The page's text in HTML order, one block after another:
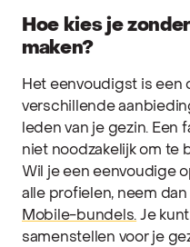
Hoe kies je
maken?
Het eenvoudigst is een
verschillende
leden van je gezin. Een
niet noodzakelijk om te
Wil je een eenvoudige
alle profielen, neem
Mobile-bundels. Je
samenstellen voor je